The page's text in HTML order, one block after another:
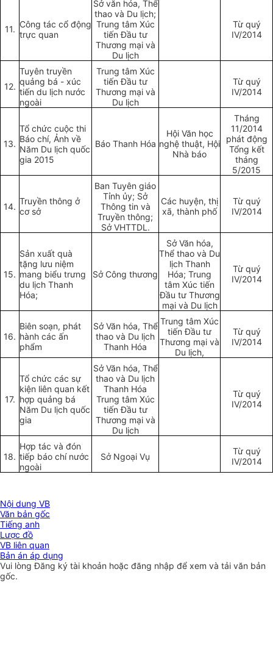
11. Công tác cổ động
trực quan
Sở văn hóa, Thể
thao và Du lịch;
Trung tâm Xúc
tiến Đầu tư
Thương mại và
Du lịch
Từ quý
IV/2014
12.
Tuyên truyền
quảng bá - xúc
tiến du lịch nước
ngoài
Trung tâm Xúc
tiến Đầu tư
Thương mại và
Du lịch
Từ quý
IV/2014
13.
Tổ chức cuộc thi
Báo chí, Ảnh về
Năm Du lịch quốc
gia 2015
Báo Thanh Hóa
Hội Văn học
nghệ thuật, Hội
Nhà báo
Tháng
11/2014
phát động
Tổng kết
tháng
5/2015
14.
Truyền thông ở
cơ sở
Ban Tuyên giáo
Tỉnh ủy; Sở
Thông tin và
Truyền thông;
Sở VHTTDL.
Các huyện, thị
xã, thành phố
Từ quý
IV/2014
15.
Sản xuất quà
tặng lưu niệm
mang biểu trưng
du lịch Thanh
Hóa;
Sở Công thương
Sở Văn hóa,
Thể thao và Du
lịch Thanh
Hóa; Trung
tâm Xúc tiến
Đầu tư Thương
mại và Du lịch
Từ quý
IV/2014
16.
Biên soạn, phát
hành các ấn
phẩm
Sở Văn hóa, Thể
thao và Du lịch
Thanh Hóa
Trung tâm Xúc
tiến Đầu tư
Thương mại và
Du lịch,
Từ quý
IV/2014
17.
Tổ chức các sự
kiện liên quan kết
hợp quảng bá
Năm Du lịch quốc
gia
Sở Văn hóa, Thể
thao và Du lịch
Thanh Hóa
Trung tâm Xúc
tiến Đầu tư
Thương mại và
Du lịch
Từ quý
IV/2014
18.
Hợp tác và đón
tiếp báo chí nước
ngoài
Sở Ngoại Vụ
Từ quý
IV/2014
Nội dung VB
Văn bản gốc
Tiếng anh
Lược đồ
VB liên quan
Bản án áp dụng
Vui lòngĐăng ký tài khoản hoặc đăng nhập để xem và tải văn bản
gốc.